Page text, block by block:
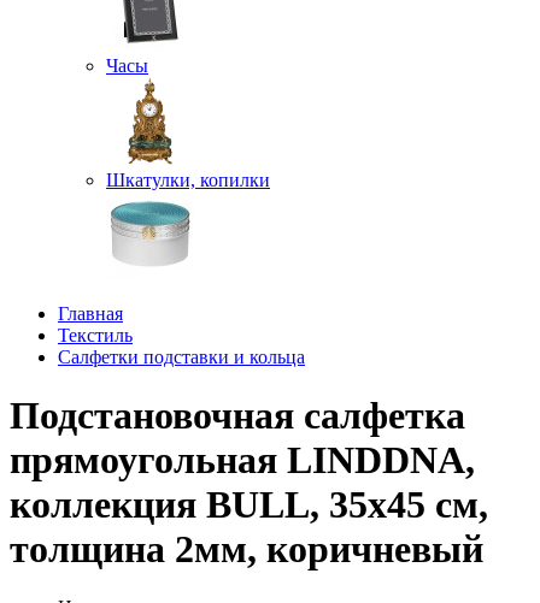
Часы
Шкатулки, копилки
Главная
Текстиль
Салфетки подставки и кольца
Подстановочная салфетка
прямоугольная LINDDNA,
коллекция BULL, 35x45 см,
толщина 2мм, коричневый